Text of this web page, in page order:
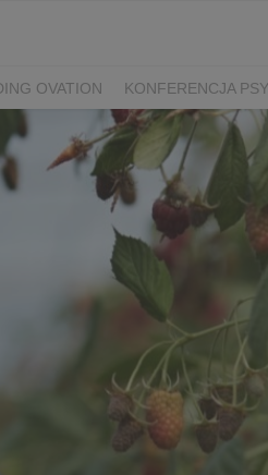
OVATION KONFERENCJA
DEREŃ ROKITNIK
PIWO RZEMIEŚLNICZE
WYBORY 2025 WYBORY 2024